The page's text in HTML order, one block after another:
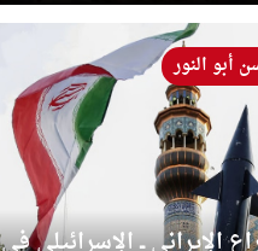
النور